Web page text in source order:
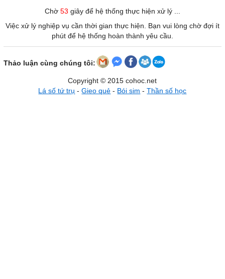
Chờ 53 giây để hệ thống thực hiện xử lý ...
Việc xử lý nghiệp vụ cần thời gian thực hiện. Bạn vui lòng chờ đợi ít
phút để hệ thống hoàn thành yêu cầu.
Thảo luận cùng chúng tôi:
Copyright © 2015 cohoc.net
Lá số tứ trụ -Gieo quẻ - Bói sim -Thần số học